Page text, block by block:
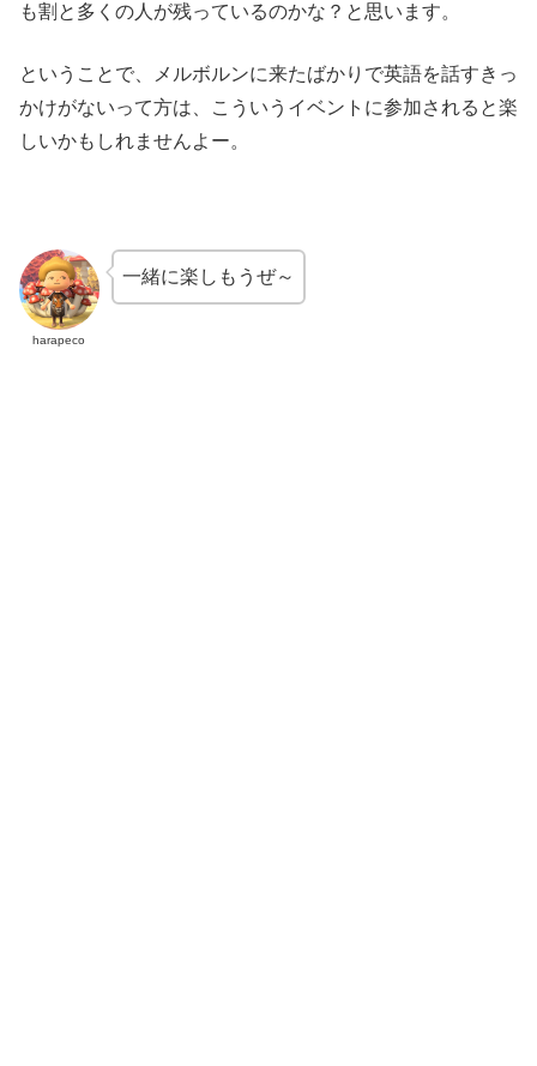
も割と多くの人が残っているのかな？と思います。
ということで、メルボルンに来たばかりで英語を話すきっ
かけがないって方は、こういうイベントに参加されると楽
しいかもしれませんよー。
harapeco
一緒に楽しもうぜ～